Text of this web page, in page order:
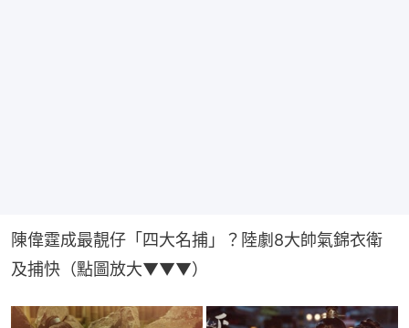
陳偉霆成最靚仔「四大名捕」？陸劇8大帥氣錦衣衛
及捕快（點圖放大▼▼▼）